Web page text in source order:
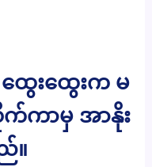
ထွေးထွေးက မ
က်ကာမှ အာနိုး
။